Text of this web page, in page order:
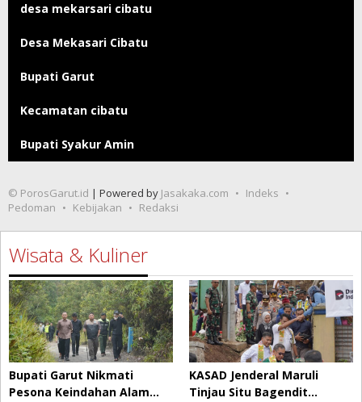
desa mekarsari cibatu
Desa Mekasari Cibatu
Bupati Garut
Kecamatan cibatu
Bupati Syakur Amin
© PorosGarut.id | Powered by Jasakaka.com
Indeks
Pedoman
Kebijakan Redaksi
Wisata & Kuliner
Bupati Garut Nikmati
Pesona Keindahan Alam…
KASAD Jenderal Maruli
Tinjau Situ Bagendit…